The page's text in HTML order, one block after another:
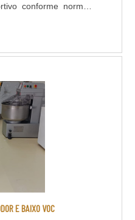
conforme normas
pisos esportivos é o
como tinta
e dilatações. Possui
e acabamentos,
DADOS
de 8 horas; - Isento
- Baixo odor e
liso e antiderrapante; -
E BAIXO VOC